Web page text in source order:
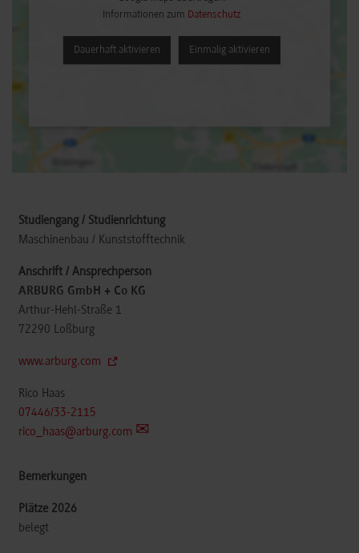
Informationen zum Datenschutz
Dauerhaft aktivieren Einmalig aktivieren
Maschinenbau / Kunststofftechnik
ARBURG GmbH + Co KG
Arthur-Hehl-Straße 1
72290 Loßburg
www.arburg.com
Rico Haas
07446/33-2115
rico_haas@arburg.com
belegt